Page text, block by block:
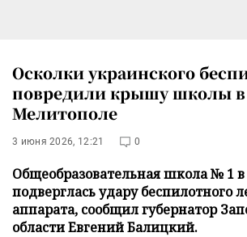
Осколки украинского
повредили крышу школы в
Мелитополе
3 июня 2026, 12:21 0
Общеобразовательная школа № 1
подверглась удару беспилотного
аппарата, сообщил губернатор
области Евгений Балицкий.